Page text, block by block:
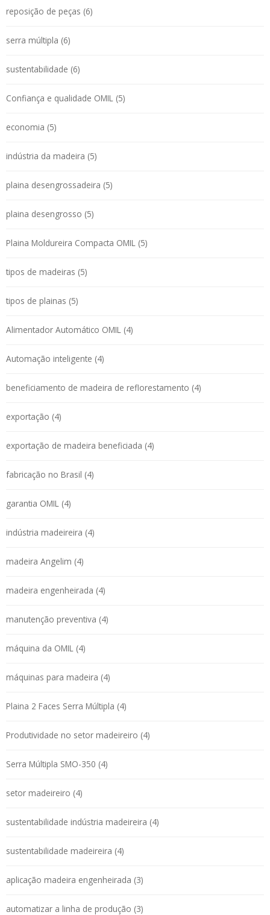
reposição de peças (6)
serra múltipla (6)
sustentabilidade (6)
Confiança e qualidade OMIL (5)
economia (5)
indústria da madeira (5)
plaina desengrossadeira (5)
plaina desengrosso (5)
Plaina Moldureira Compacta OMIL (5)
tipos de madeiras (5)
tipos de plainas (5)
Alimentador Automático OMIL (4)
Automação inteligente (4)
beneficiamento de madeira de reflorestamento (4)
exportação (4)
exportação de madeira beneficiada (4)
fabricação no Brasil (4)
garantia OMIL (4)
indústria madeireira (4)
madeira Angelim (4)
madeira engenheirada (4)
manutenção preventiva (4)
máquina da OMIL (4)
máquinas para madeira (4)
Plaina 2 Faces Serra Múltipla (4)
Produtividade no setor madeireiro (4)
Serra Múltipla SMO-350 (4)
setor madeireiro (4)
sustentabilidade indústria madeireira (4)
sustentabilidade madeireira (4)
aplicação madeira engenheirada (3)
automatizar a linha de produção (3)